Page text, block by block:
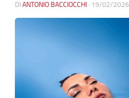
DI ANTONIO BACCIOCCHI · 19/02/2026